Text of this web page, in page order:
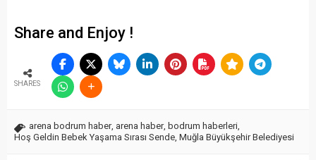
Share and Enjoy !
SHARES
arena bodrum haber, arena haber, bodrum haberleri,
Hoş Geldin Bebek Yaşama Sırası Sende, Muğla Büyükşehir Belediyesi